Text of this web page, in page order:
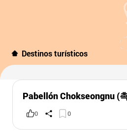
Destinos turísticos
Pabellón Chokseongnu (
0 0